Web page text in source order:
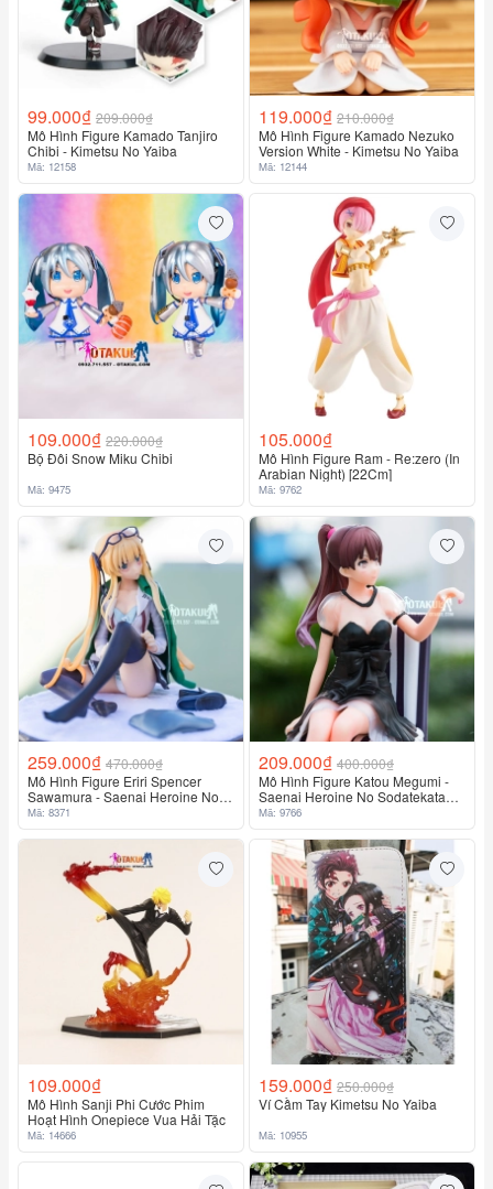
99.000₫ 209.000₫
Mô Hình Figure Kamado Tanjiro
Chibi - Kimetsu No Yaiba
Mã: 12158
119.000₫ 210.000₫
Mô Hình Figure Kamado Nezuko
Version White - Kimetsu No Yaiba
Mã: 12144
109.000₫ 220.000₫
Bộ Đôi Snow Miku Chibi
Mã: 9475
105.000₫
Mô Hình Figure Ram - Re:zero (In
Arabian Night) [22Cm]
Mã: 9762
259.000₫ 470.000₫
Mô Hình Figure Eriri Spencer
Sawamura - Saenai Heroine No
Sodatekata
Mã: 8371
209.000₫ 400.000₫
Mô Hình Figure Katou Megumi -
Saenai Heroine No Sodatekata
(Dress Ver.)
Mã: 9766
109.000₫
Mô Hình Sanji Phi Cước Phim
Hoạt Hình Onepiece Vua Hải Tặc
Mã: 14666
159.000₫ 250.000₫
Ví Cầm Tay Kimetsu No Yaiba
Mã: 10955